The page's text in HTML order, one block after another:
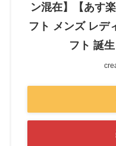
ン混在】【あす
フト メンズ レデ
フト 誕